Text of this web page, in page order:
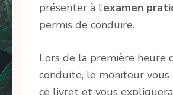
présenter à l’examen
permis de conduire.
Lors de la première heure
conduite, le moniteur vous